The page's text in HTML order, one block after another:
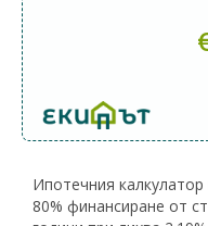
Ипотечния
80% финансиране от